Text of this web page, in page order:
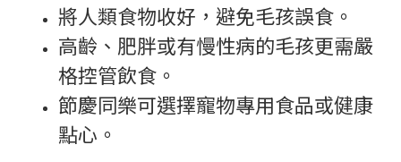
將人類食物收好，避免毛孩誤食。
高齡、肥胖或有慢性病的毛孩更需嚴
格控管飲食。
節慶同樂可選擇寵物專用食品或健康
點心。